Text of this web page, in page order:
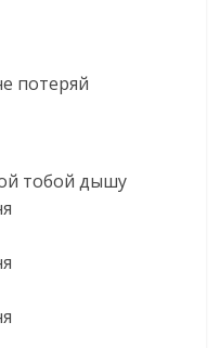
потеряй
тобой дышу